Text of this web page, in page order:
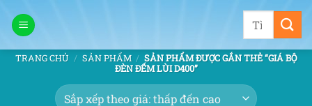
qua
dung
Tìm
TRANG CHỦ / SẢN PHẨM / SẢN PHẨM ĐƯỢC GẮN THẺ “GIÁ BỘ
ĐÈN ĐẾM LÙI D400”